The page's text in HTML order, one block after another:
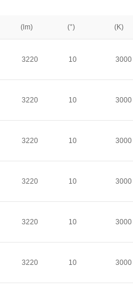
(lm) (°) (K)
3220 10 3000
3220 10 3000
3220 10 3000
3220 10 3000
3220 10 3000
3220 10 3000